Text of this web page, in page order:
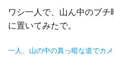
ワシ一人で、山ん中のブ
に置いてみたで。
一人、山の中の真っ暗な道でカメ